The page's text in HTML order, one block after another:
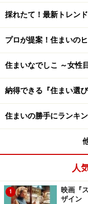
不満に思ってしまう
信頼できる営業マ
が、取引に対する不
させるということを
当者に任せれば、不
るでしょう。
ポイント4：
不動産会社の多く
あと1件、2件契約が
う場合、あの手この
採れたて！最新トレン
プロが提案！住まいの
住まいなでしこ ～女性
納得できる『住まい選
住まいの勝手にランキ
人
1
映画『
ザイン